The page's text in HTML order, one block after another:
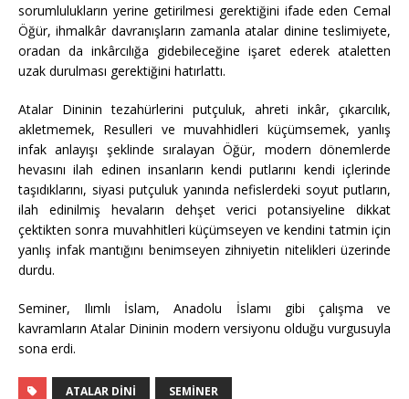
sorumlulukların yerine getirilmesi gerektiğini ifade eden Cemal
Öğür, ihmalkâr davranışların zamanla atalar dinine teslimiyete,
oradan da inkârcılığa gidebileceğine işaret ederek ataletten
uzak durulması gerektiğini hatırlattı.
Atalar Dininin tezahürlerini putçuluk, ahreti inkâr, çıkarcılık,
akletmemek, Resulleri ve muvahhidleri küçümsemek, yanlış
infak anlayışı şeklinde sıralayan Öğür, modern dönemlerde
hevasını ilah edinen insanların kendi putlarını kendi içlerinde
taşıdıklarını, siyasi putçuluk yanında nefislerdeki soyut putların,
ilah edinilmiş hevaların dehşet verici potansiyeline dikkat
çektikten sonra muvahhitleri küçümseyen ve kendini tatmin için
yanlış infak mantığını benimseyen zihniyetin nitelikleri üzerinde
durdu.
Seminer, Ilımlı İslam, Anadolu İslamı gibi çalışma ve
kavramların Atalar Dininin modern versiyonu olduğu vurgusuyla
sona erdi.
ATALAR DINI SEMINER